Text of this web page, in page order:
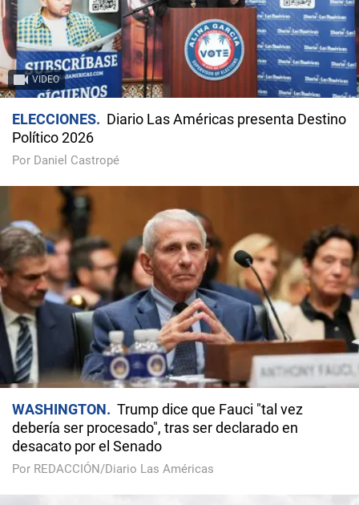
VIDEO
ELECCIONES
Diario Las Américas presenta Destino
Político 2026
Por Daniel Castropé
WASHINGTON
Trump dice que Fauci "tal vez
debería ser procesado", tras ser declarado en
desacato por el Senado
Por REDACCIÓN/Diario Las Américas